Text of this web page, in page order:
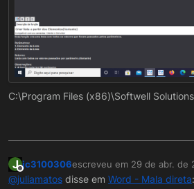
C:\Program Files (x86)\Softwell Solutions
J
Offline
jc3100306escreveu em 29 de abr. de
última edição por
@juliamatos disse em Word - Mala direta: